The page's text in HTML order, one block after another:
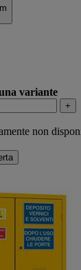
variante
+
non